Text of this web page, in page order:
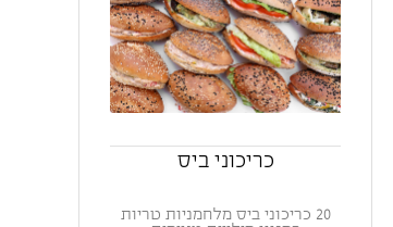
כריכוני ביס
20 כריכוני ביס מלחמניות טריות